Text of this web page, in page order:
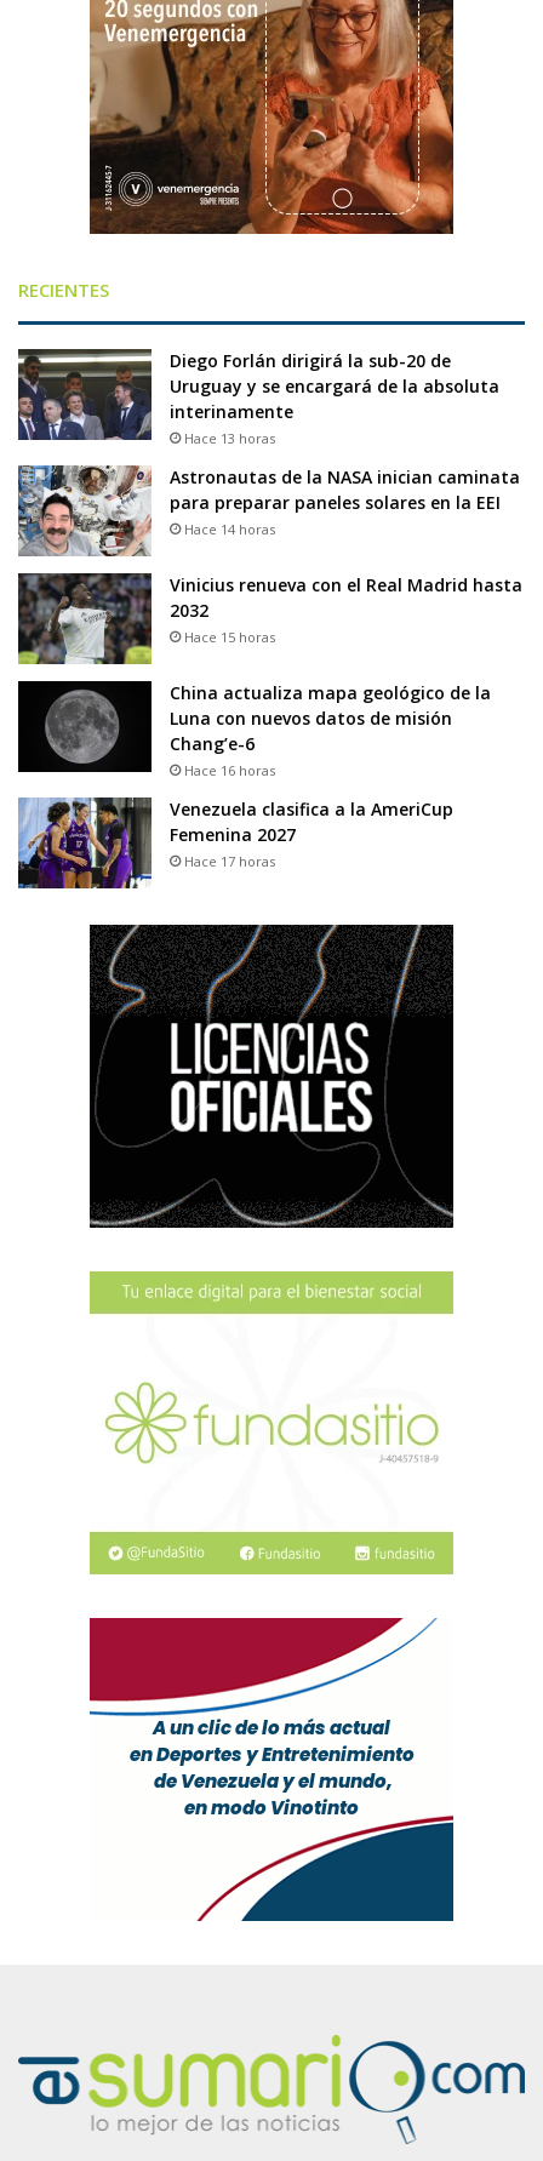
RECIENTES
Diego Forlán dirigirá la sub-20 de
Uruguay y se encargará de la absoluta
interinamente
Hace 13 horas
Astronautas de la NASA inician caminata
para preparar paneles solares en la EEI
Hace 14 horas
Vinicius renueva con el Real Madrid hasta
2032
Hace 15 horas
China actualiza mapa geológico de la
Luna con nuevos datos de misión
Chang’e-6
Hace 16 horas
Venezuela clasifica a la AmeriCup
Femenina 2027
Hace 17 horas